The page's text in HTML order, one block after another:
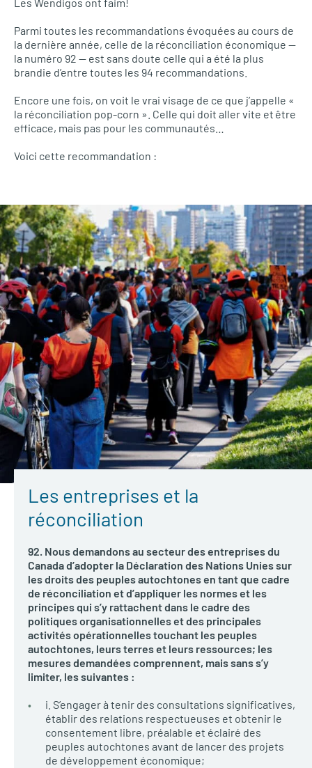
Parmi toutes les recommandations évoquées au cours de
la dernière année, celle de la réconciliation économique —
la numéro 92 — est sans doute celle qui a été la plus
brandie d’entre toutes les 94 recommandations.
Encore une fois, on voit le vrai visage de ce que j’appelle «
la réconciliation pop-corn ». Celle qui doit aller vite et être
efficace, mais pas pour les communautés…
Voici cette recommandation :
Les entreprises et la
réconciliation
92. Nous demandons au secteur des entreprises du
Canada d’adopter la Déclaration des Nations Unies sur
les droits des peuples autochtones en tant que cadre
de réconciliation et d’appliquer les normes et les
principes qui s’y rattachent dans le cadre des
politiques organisationnelles et des principales
activités opérationnelles touchant les peuples
autochtones, leurs terres et leurs ressources; les
mesures demandées comprennent, mais sans s’y
limiter, les suivantes :
i. S’engager à tenir des consultations significatives,
établir des relations respectueuses et obtenir le
consentement libre, préalable et éclairé des
peuples autochtones avant de lancer des projets
de développement économique;